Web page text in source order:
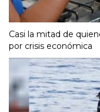
Casi la mitad de
por crisis económica